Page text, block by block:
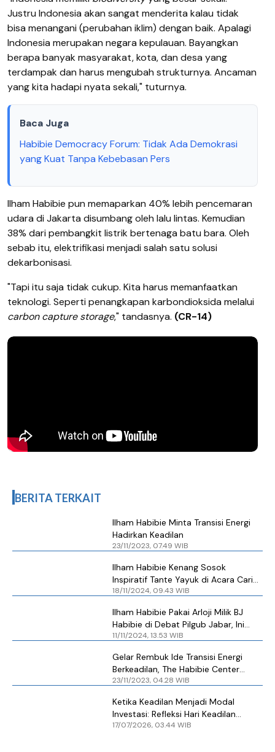
Justru Indonesia akan sangat menderita kalau tidak
bisa menangani (perubahan iklim) dengan baik. Apalagi
Indonesia merupakan negara kepulauan. Bayangkan
berapa banyak masyarakat, kota, dan desa yang
terdampak dan harus mengubah strukturnya. Ancaman
yang kita hadapi nyata sekali," tuturnya.
Baca Juga
Habibie Democracy Forum: Tidak Ada Demokrasi
yang Kuat Tanpa Kebebasan Pers
Ilham Habibie pun memaparkan 40% lebih pencemaran
udara di Jakarta disumbang oleh lalu lintas. Kemudian
38% dari pembangkit listrik bertenaga batu bara. Oleh
sebab itu, elektrifikasi menjadi salah satu solusi
dekarbonisasi.
"Tapi itu saja tidak cukup. Kita harus memanfaatkan
teknologi. Seperti penangkapan karbondioksida melalui
carbon capture storage," tandasnya. (CR-14)
BERITA TERKAIT
Ilham Habibie Minta Transisi Energi
Hadirkan Keadilan
23/11/2023, 07.49 WIB
Ilham Habibie Kenang Sosok
Inspiratif Tante Yayuk di Acara Cari
Ilham
18/11/2024, 09.43 WIB
Ilham Habibie Pakai Arloji Milik BJ
Habibie di Debat Pilgub Jabar, Ini
Maknanya
11/11/2024, 13.53 WIB
Gelar Rembuk Ide Transisi Energi
Berkeadilan, The Habibie Center
Hadirkan Langsung 3 Capres 2024
23/11/2023, 04.28 WIB
Ketika Keadilan Menjadi Modal
Investasi: Refleksi Hari Keadilan
Internasional Menjelang Hari Bhakti
17/07/2026, 03.44 WIB